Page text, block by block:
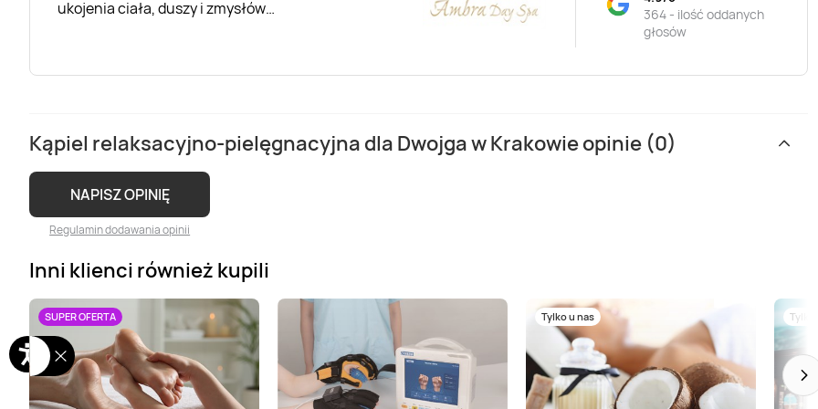
ukojenia ciała, duszy i zmysłów…
364 - ilość oddanych
głosów
Kąpiel relaksacyjno-pielęgnacyjna dla Dwojga w Krakowie opinie (0)
NAPISZ OPINIĘ
Regulamin dodawania opinii
Inni klienci również kupili
SUPER OFERTA Tylko u nas Tylko